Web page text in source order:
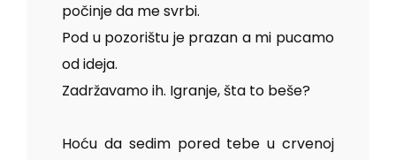
počinje da me svrbi.
Pod u pozorištu je prazan a mi pucamo
od ideja.
Zadržavamo ih. Igranje, šta to beše?
Hoću da sedim pored tebe u crvenoj